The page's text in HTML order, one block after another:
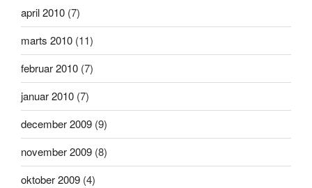
april 2010 (7)
marts 2010 (11)
februar 2010 (7)
januar 2010 (7)
december 2009 (9)
november 2009 (8)
oktober 2009 (4)